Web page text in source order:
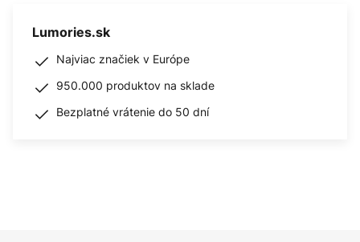
Lumories.sk
Najviac značiek v Európe
950.000 produktov na sklade
Bezplatné vrátenie do 50 dní